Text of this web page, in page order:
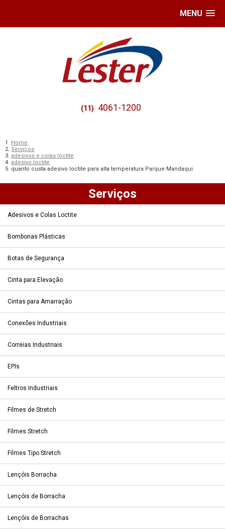
MENU
(11) 4061-1200
Home
Serviços
adesivos e colas loctite
adesivo loctite
quanto custa adesivo loctite para alta temperatura Parque Mandaqui
Serviços
Adesivos e Colas Loctite
Bombonas Plásticas
Botas de Segurança
Cinta para Elevação
Cintas para Amarração
Conexões Industriais
Correias Industriais
EPIs
Feltros Industriais
Filmes de Stretch
Filmes Stretch
Filmes Tipo Stretch
Lençóis Borracha
Lençóis de Borracha
Lençóis de Borrachas